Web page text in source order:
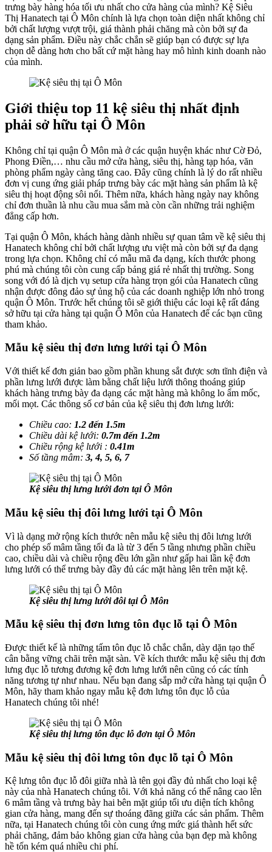
trưng bày hàng hóa tối ưu nhất cho cửa hàng của mình? Kệ Siêu
Thị Hanatech tại Ô Môn chính là lựa chọn toàn diện nhất không chỉ
bởi chất lượng vượt trội, giá thành phải chăng mà còn bởi sự đa
dạng sản phẩm. Điều này chắc chắn sẽ giúp bạn có được sự lựa
chọn dễ dàng hơn cho bất cứ mặt hàng hay mô hình kinh doanh nào
của mình.
Giới thiệu top 11 kệ siêu thị nhất định
phải sở hữu tại Ô Môn
Không chỉ tại quận Ô Môn mà ở các quận huyện khác như Cờ Đỏ,
Phong Điền,… nhu cầu mở cửa hàng, siêu thị, hàng tạp hóa, văn
phòng phẩm ngày càng tăng cao. Đây cũng chính là lý do rất nhiều
đơn vị cung ứng giải pháp trưng bày các mặt hàng sản phẩm là kệ
siêu thị hoạt động sôi nổi. Thêm nữa, khách hàng ngày nay không
chỉ đơn thuần là nhu cầu mua sắm mà còn cần những trải nghiệm
đẳng cấp hơn.
Tại quận Ô Môn, khách hàng dành nhiều sự quan tâm về kệ siêu thị
Hanatech không chỉ bởi chất lượng ưu việt mà còn bởi sự đa dạng
trong lựa chọn. Không chỉ có mẫu mã đa dạng, kích thước phong
phú mà chúng tôi còn cung cấp bảng giá rẻ nhất thị trường. Song
song với đó là dịch vụ setup cửa hàng trọn gói của Hanatech cũng
nhận được đông đảo sự ủng hộ của các doanh nghiệp lớn nhỏ trong
quận Ô Môn. Trước hết chúng tôi sẽ giới thiệu các loại kệ rất đáng
sở hữu tại cửa hàng tại quận Ô Môn của Hanatech để các bạn cũng
tham khảo.
Mẫu kệ siêu thị đơn lưng lưới tại Ô Môn
Với thiết kế đơn giản bao gồm phần khung sắt được sơn tĩnh điện và
phần lưng lưới được làm bằng chất liệu lưới thông thoáng giúp
khách hàng trưng bày đa dạng các mặt hàng mà không lo ẩm mốc,
mối mọt. Các thông số cơ bản của kệ siêu thị đơn lưng lưới:
Chiều cao: 1.2 đến 1.5m
Chiều dài kệ lưới: 0.7m đến 1.2m
Chiều rộng kệ lưới : 0.41m
Số tầng mâm: 3, 4, 5, 6, 7
Kệ siêu thị lưng lưới đơn tại Ô Môn
Mẫu kệ siêu thị đôi lưng lưới tại Ô Môn
Vì là dạng mở rộng kích thước nên mẫu kệ siêu thị đôi lưng lưới
cho phép số mâm tầng tối đa là từ 3 đến 5 tầng nhưng phần chiều
cao, chiều dài và chiều rộng đều lớn gần như gấp hai lần kệ đơn
lưng lưới có thể trưng bày đầy đủ các mặt hàng lên trên mặt kệ.
Kệ siêu thị lưng lưới đôi tại Ô Môn
Mẫu kệ siêu thị đơn lưng tôn đục lỗ tại Ô Môn
Được thiết kế là những tấm tôn đục lỗ chắc chắn, dày dặn tạo thế
cân bằng vững chãi trên mặt sàn. Về kích thước mẫu kệ siêu thị đơn
lưng đục lỗ tương đương kệ đơn lưng lưới nên cũng có các tính
năng tương tự như nhau. Nếu bạn đang sắp mở cửa hàng tại quận Ô
Môn, hãy tham khảo ngay mẫu kệ đơn lưng tôn đục lỗ của
Hanatech chúng tôi nhé!
Kệ siêu thị lưng tôn đục lỗ đơn tại Ô Môn
Mẫu kệ siêu thị đôi lưng tôn đục lỗ tại Ô Môn
Kệ lưng tôn đục lỗ đôi giữa nhà là tên gọi đầy đủ nhất cho loại kệ
này của nhà Hanatech chúng tôi. Với khả năng có thể nâng cao lên
6 mâm tầng và trưng bày hai bên mặt giúp tối ưu diện tích không
gian cửa hàng, mang đến sự thoáng đãng giữa các sản phẩm. Thêm
nữa, tại Hanatech chúng tôi còn cung ứng mức giá thành hết sức
phải chăng, đảm bảo không gian cửa hàng của bạn đẹp mà không
hề tốn kém quá nhiều chi phí.